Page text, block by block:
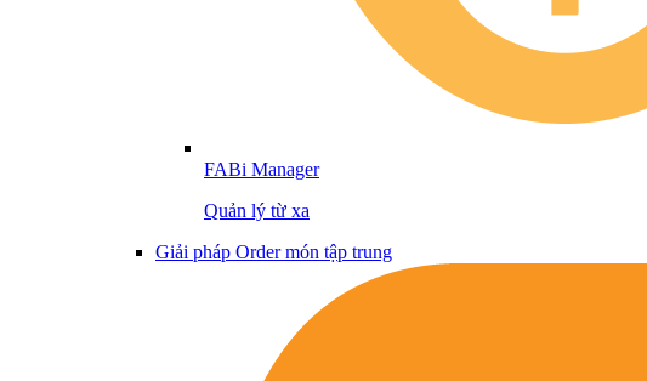
FABi Manager
Quản lý từ xa
Giải pháp Order món tập trung